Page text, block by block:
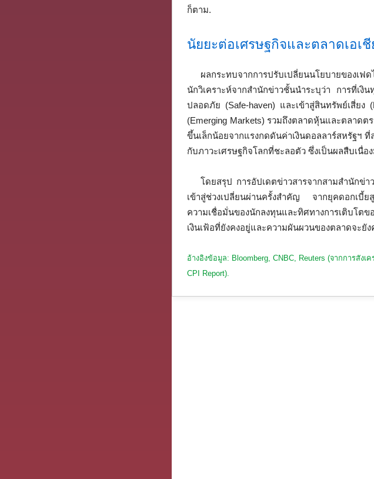
ก็ตาม.
นัยยะต่อเศรษฐกิจและตลาดเอเ
ผลกระทบจากการปรับเปลี่ยนนโยบายของเฟด
นักวิเคราะห์จากสำนักข่าวชั้นนำระบุว่า การที่เ
ปลอดภัย (Safe-haven) และเข้าสู่สินทรัพย์เสี่ย
(Emerging Markets) รวมถึงตลาดหุ้นและตลาด
ขึ้นเล็กน้อยจากแรงกดดันค่าเงินดอลลาร์สหรัฐฯ
กับภาวะเศรษฐกิจโลกที่ชะลอตัว ซึ่งเป็นผลสืบเนื่
โดยสรุป การอัปเดตข่าวสารจากสามสำนักข่า
เข้าสู่ช่วงเปลี่ยนผ่านครั้งสำคัญ จากยุคดอกเบี้
ความเชื่อมั่นของนักลงทุนและทิศทางการเติบโต
เงินเฟ้อที่ยังคงอยู่และความผันผวนของตลาดจะยั
อ้างอิงข้อมูล: Bloomberg, CNBC, Reuters (จากการสังเ
CPI Report).